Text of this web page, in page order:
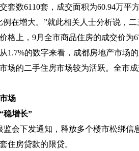
套数6110套，成交面积为60.94万平
例在增大。”就此相关人士分析说，
格上， 9月全市商品住房的成交价为
1.7%的数字来看，成都房地产市场
场的二手住房市场较为活跃。全市
场
稳增长”
监会下发通知，释放多个楼市松绑
住房贷款的限贷。